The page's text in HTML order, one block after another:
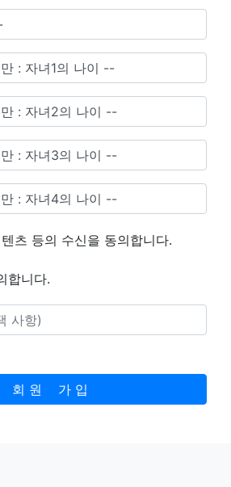
츠 등의 수신을 동의합니다.
합니다.
회 원 가 입